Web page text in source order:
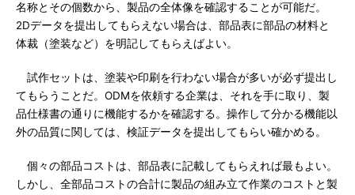
名称とその個数から、製品の全体像を確認することが可能だ。
2Dデータを提出してもらえない場合は、部品表に部品の材料と
体裁（塗装など）を明記してもらえばよい。
試作セットは、塗装や印刷を行わない場合が多いが必ず提出し
てもらうことだ。ODMを依頼する企業は、それを手に取り、製
品仕様書の通りに機能するかを確認する。操作して分かる機能以
外の品質に関しては、検証データを提出してもらい確かめる。
個々の部品コストは、部品表に記載してもらえれば最もよい。
しかし、全部品コストの合計に製品の組み立て作業のコストと製